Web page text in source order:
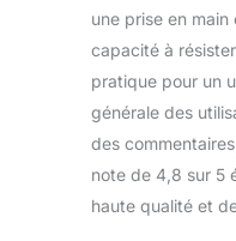
une prise en
capacité à
pratique pour un
générale des
des
note de 4,8 sur 5
haute qualité et